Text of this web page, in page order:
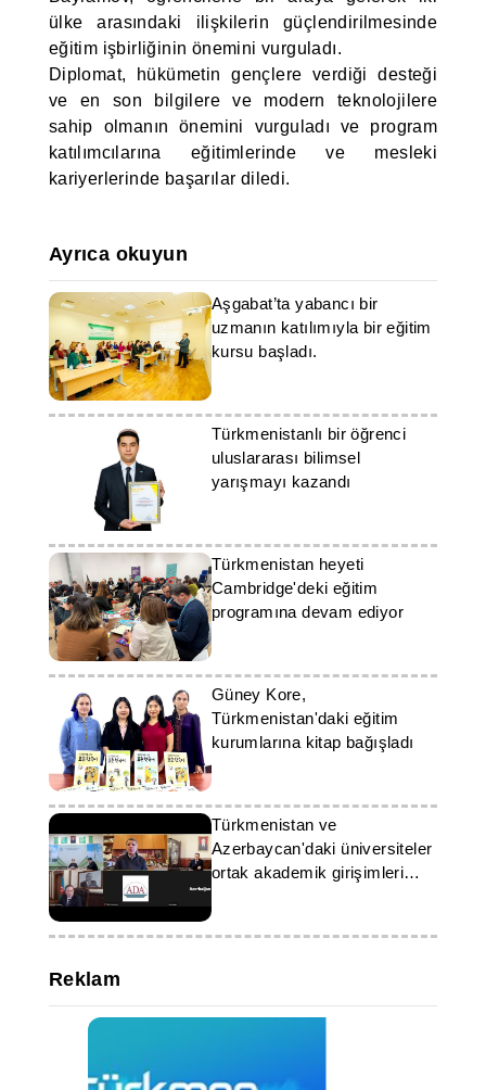
ülke arasındaki ilişkilerin güçlendirilmesinde
eğitim işbirliğinin önemini vurguladı.
Diplomat, hükümetin gençlere verdiği desteği
ve en son bilgilere ve modern teknolojilere
sahip olmanın önemini vurguladı ve program
katılımcılarına eğitimlerinde ve mesleki
kariyerlerinde başarılar diledi.
Ayrıca okuyun
Aşgabat’ta yabancı bir
uzmanın katılımıyla bir eğitim
kursu başladı.
Türkmenistanlı bir öğrenci
uluslararası bilimsel
yarışmayı kazandı
Türkmenistan heyeti
Cambridge'deki eğitim
programına devam ediyor
Güney Kore,
Türkmenistan'daki eğitim
kurumlarına kitap bağışladı
Türkmenistan ve
Azerbaycan'daki üniversiteler
ortak akademik girişimleri
görüştü
Reklam